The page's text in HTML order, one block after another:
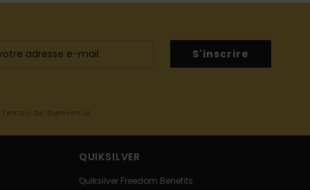
S'inscrire
de bienvenue
QUIKSILVER
Quiksilver Freedom Benefits